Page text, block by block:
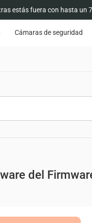
estás fuera con hasta un
Cámaras de seguridad
del